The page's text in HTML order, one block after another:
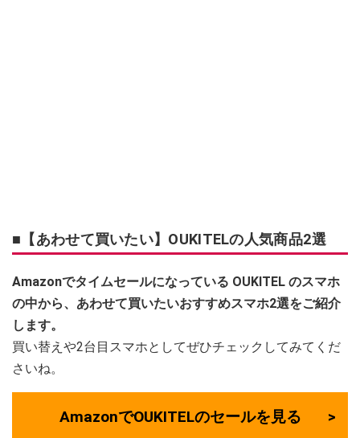
■【あわせて買いたい】OUKITELの人気商品2選
Amazonでタイムセールになっている OUKITEL のスマホ
の中から、あわせて買いたいおすすめスマホ2選をご紹介
します。
買い替えや2台目スマホとしてぜひチェックしてみてくだ
さいね。
AmazonでOUKITELのセールを見る